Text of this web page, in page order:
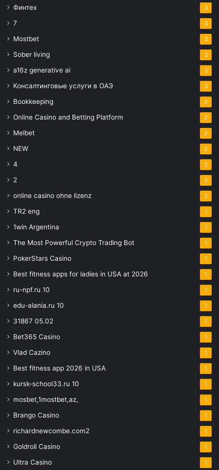
Финтех 3
7 3
Mostbet 3
Sober living 3
a16z generative ai 3
Консалтинговые услуги в ОАЭ 3
Bookkeeping 2
Online Casino and Betting Platform 2
Melbet 2
NEW 2
4 2
2 2
online casino ohne lizenz 2
TR2 eng 1
1win Argentina 1
The Most Powerful Crypto Trading Bot 1
PokerStars Casino 1
Best fitness apps for ladies in USA at 2026 1
ru-npf.ru 10 1
edu-alania.ru 10 1
31867 05.02 1
Bet365 Casino 1
Vlad Cazino 1
Best fitness app 2026 in USA 1
kursk-school33.ru 10 1
mosbet,1mostbet,az, 1
Brango Casino 1
richardnewcombe.com2 1
Goldroll Casino 1
Ultra Casino 1